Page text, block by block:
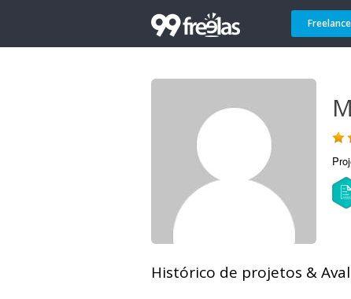
Histórico de projetos &